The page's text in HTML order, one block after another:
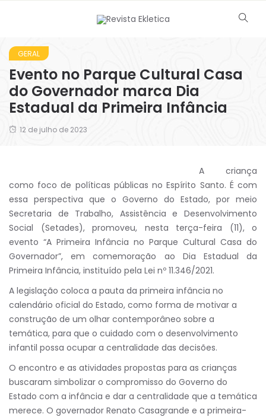
GERAL
Evento no Parque Cultural Casa
do Governador marca Dia
Estadual da Primeira Infância
12 de julho de 2023
A criança
como foco de políticas públicas no Espírito Santo. É com
essa perspectiva que o Governo do Estado, por meio
Secretaria de Trabalho, Assistência e Desenvolvimento
Social (Setades), promoveu, nesta terça-feira (11), o
evento “A Primeira Infância no Parque Cultural Casa do
Governador”, em comemoração ao Dia Estadual da
Primeira Infância, instituído pela Lei nº 11.346/2021.
A legislação coloca a pauta da primeira infância no
calendário oficial do Estado, como forma de motivar a
construção de um olhar contemporâneo sobre a
temática, para que o cuidado com o desenvolvimento
infantil possa ocupar a centralidade das decisões.
O encontro e as atividades propostas para as crianças
buscaram simbolizar o compromisso do Governo do
Estado com a infância e dar a centralidade que a temática
merece. O governador Renato Casagrande e a primeira-